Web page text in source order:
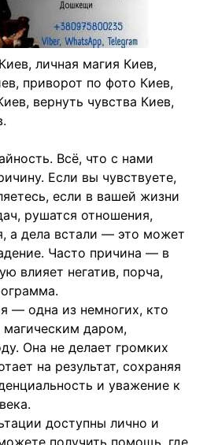
личная магия Киев,
приворот по фото Киев,
вернуть чувства Киев,
Всё, что с нами
Если вы чувствуете,
если в вашей жизни
рушатся отношения,
а дела встали — это может
Часто причина — в
влияет негатив, порча,
— одна из немногих, кто
даром,
Она не делает громких
на результат, сохраняя
и уважение к
доступны лично и
получить помощь, где